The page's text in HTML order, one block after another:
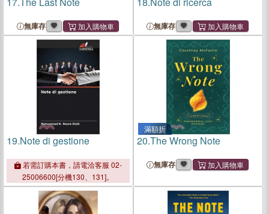
無庫存 無庫存
19.Note di gestione
若需訂購本書，請電洽客服 02-
25006600[分機130、131]。
滿額折
20.The Wrong Note
無庫存